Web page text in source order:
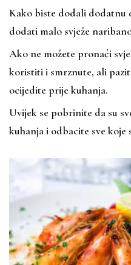
Kako biste dodali dodatnu
dodati malo svježe
Ako ne možete pronaći
koristiti i smrznute, ali
ocijedite prije kuhanja.
Uvijek se pobrinite da su
kuhanja i odbacite sve